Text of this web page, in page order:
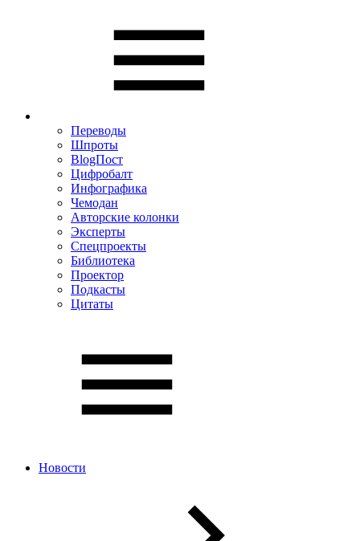
Переводы
Шпроты
BlogПост
Цифробалт
Инфографика
Чемодан
Авторские колонки
Эксперты
Спецпроекты
Библиотека
Проектор
Подкасты
Цитаты
Новости